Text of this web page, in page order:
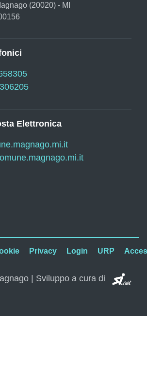
(20020) - MI
Elettronica
Privacy Login URP
| Sviluppo a cura di